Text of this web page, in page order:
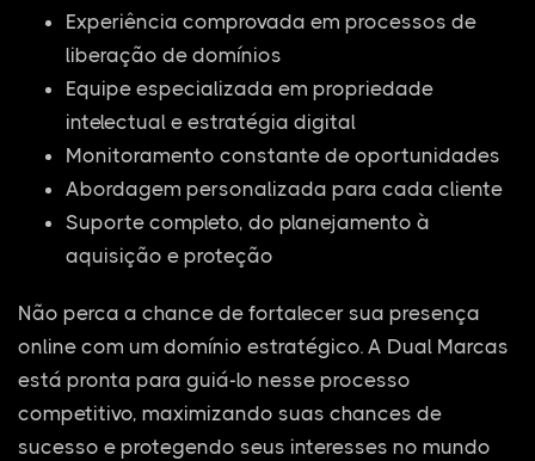
Experiência comprovada em processos de
liberação de domínios
Equipe especializada em propriedade
intelectual e estratégia digital
Monitoramento constante de oportunidades
Abordagem personalizada para cada cliente
Suporte completo, do planejamento à
aquisição e proteção
Não perca a chance de fortalecer sua presença
online com um domínio estratégico. A Dual Marcas
está pronta para guiá-lo nesse processo
competitivo, maximizando suas chances de
sucesso e protegendo seus interesses no mundo